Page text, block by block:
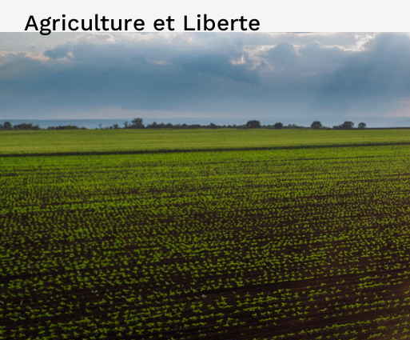
Agriculture et Liberte